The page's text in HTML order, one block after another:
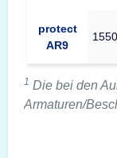
protect
AR9
1550
1 Die bei den
Armaturen/